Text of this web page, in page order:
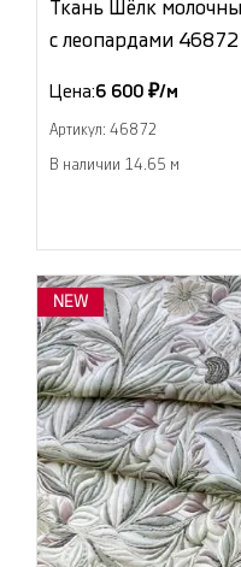
Ткань Шёлк
с леопардами 46872
Цена:6 600 ₽/м
Артикул: 46872
В наличии 14.65 м
NEW